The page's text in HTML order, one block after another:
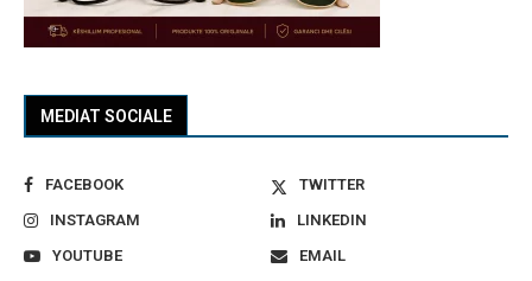
MEDIAT SOCIALE
FACEBOOK
TWITTER
INSTAGRAM
LINKEDIN
YOUTUBE
EMAIL